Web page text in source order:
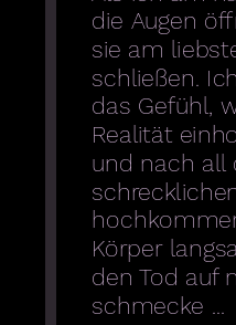
die Augen
sie am
schließen.
das Gefühl,
Realität
und nach all
Körper
den Tod auf
schmecke ...